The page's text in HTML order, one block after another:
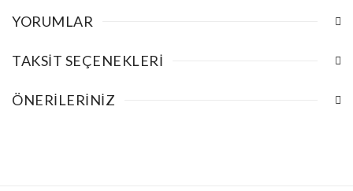
YORUMLAR
TAKSIT SEÇENEKLERI
ÖNERILERINIZ